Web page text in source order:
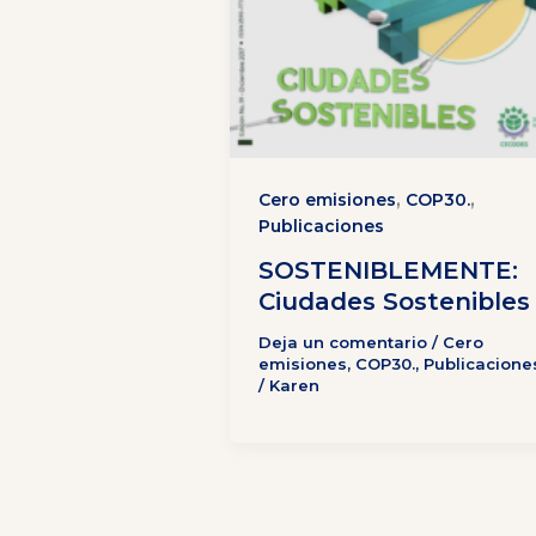
Cero emisiones, COP30.,
Publicaciones
SOSTENIBLEMENTE:
Ciudades Sostenibles
Deja un comentario / Cero
emisiones, COP30.,
/ Karen